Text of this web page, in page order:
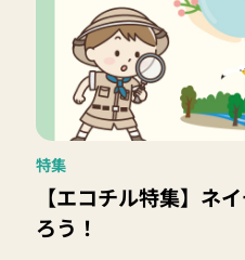
特集
【エコチル特集】ネ
ろう！